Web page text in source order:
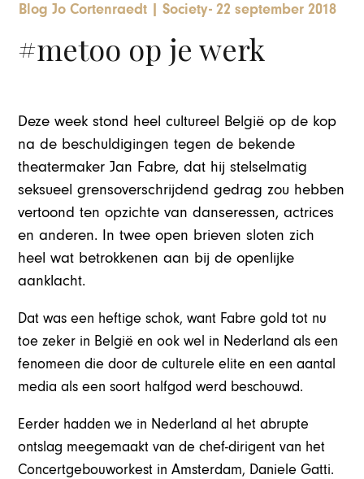
Blog Jo Cortenraedt Society-22 september 2018
#metoo op je werk
Deze week stond heel cultureel België op de kop
na de beschuldigingen tegen de bekende
theatermaker Jan Fabre, dat hij stelselmatig
seksueel grensoverschrijdend gedrag zou hebben
vertoond ten opzichte van danseressen, actrices
en anderen. In twee open brieven sloten zich
heel wat betrokkenen aan bij de openlijke
aanklacht.
Dat was een heftige schok, want Fabre gold tot nu
toe zeker in België en ook wel in Nederland als een
fenomeen die door de culturele elite en een aantal
media als een soort halfgod werd beschouwd.
Eerder hadden we in Nederland al het abrupte
ontslag meegemaakt van de chef-dirigent van het
Concertgebouworkest in Amsterdam, Daniele Gatti.